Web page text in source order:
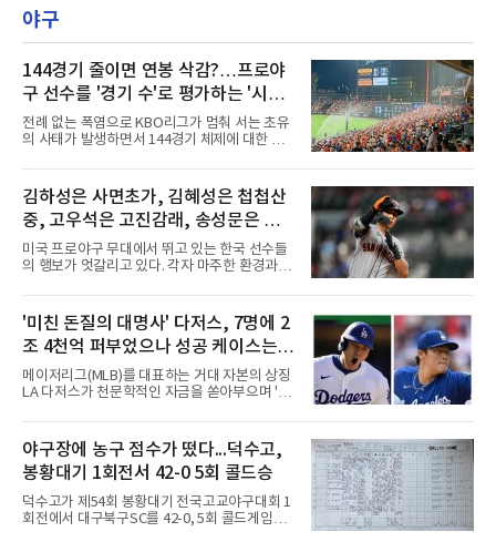
에서 경기하고 있다.
야구
144경기 줄이면 연봉 삭감?…프로야
구 선수를 '경기 수'로 평가하는 '시대
착오'
전례 없는 폭염으로 KBO리그가 멈춰 서는 초유
의 사태가 발생하면서 144경기 체제에 대한 근
다.선수들의 건강과 경기력, 그리고 리그의 지속
가능성을 고려하면 이제는 단순히 '얼마나 많은
경기를 치르느냐'가 아니라 '어떤 수준의 경기를
보여주느냐'를 고민해야 할 시점이다. 그런데 경
기 수를 줄이면 선수들의 연봉도 깎아야 하냐는
얘기가 나온다. 과연 프로야구 선수의 가치를 경
기 수로만 계산하는 것이 맞을까?선수들의 연봉
그리고 대체 불가능한 경쟁력에 대한 평가다.
144경기를 치른다고
김하성은 사면초가, 김혜성은 첩첩산
중, 고우석은 고진감래, 송성문은 무
난지경... 이정후는?
미국 프로야구 무대에서 뛰고 있는 한국 선수들
의 행보가 엇갈리고 있다. 각자 마주한 환경과 현
한 이들의 사투는 저마다의 방식으로 치열하게
전개되는 중이다. 태평양 건너에서 써 내려가고
있는 다섯 선수의 성적표와 현재 처지를 사자성
어로 진단해 본다.김하성은 사면초가에 직면했
다. 잇따른 부상과 이로 인한 긴 공백기는 선수
개인에게 치명적인 타격이었다. 여기에 FA 계약
을 앞둔 시점에서 터져 나온 부진까지 겹치며,
동시에 이뤄내야 하는 그의 앞길에는 그 어느 때
보다 차갑고 무거운 시
'미친 돈질의 대명사' 다저스, 7명에 2
조 4천억 퍼부었으나 성공 케이스는
오타니와 야마모토뿐
메이저리그(MLB)를 대표하는 거대 자본의 상징
LA 다저스가 천문학적인 자금을 쏟아부으며 '스
모에 턱없이 못 미치는 초라한 수준에 머물고 있
다. 막대한 페이롤을 무기로 리그 전체의 판도를
뒤흔들겠다는 전략이었지만, 실상은 뼈아픈 부
작용만 떠안은 모양새다.다저스가 최근 몇 년간
영입한 주요 슈퍼스타 7명의 계약 총액은 무려
17억 2,300만 달러에 달한다. 현재 환율을 기준
으로 환산하면 약 2조 4200억원이라는 경악스
야구장에 농구 점수가 떴다...덕수고,
봉황대기 1회전서 42-0 5회 콜드승
덕수고가 제54회 봉황대기 전국고교야구대회 1
회전에서 대구북구SC를 42-0, 5회 콜드게임으